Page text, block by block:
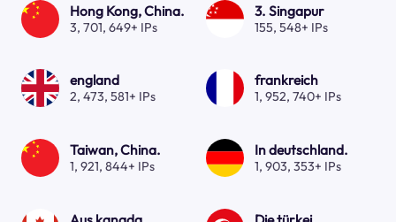
Hong Kong, China.
3, 701, 649+ IPs
3. Singapur
155, 548+ IPs
england
2, 473, 581+ IPs
frankreich
1, 952, 740+ IPs
Taiwan, China.
1, 921, 844+ IPs
In deutschland.
1, 903, 353+ IPs